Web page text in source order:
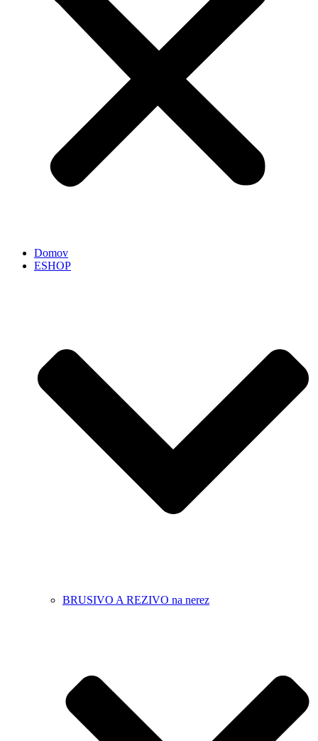
Domov
ESHOP
BRUSIVO A REZIVO na nerez